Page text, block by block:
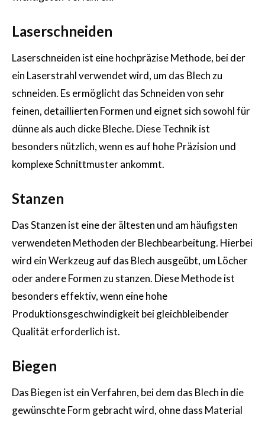
Laserschneiden
Laserschneiden ist eine hochpräzise Methode, bei der
ein Laserstrahl verwendet wird, um das Blech zu
schneiden. Es ermöglicht das Schneiden von sehr
feinen, detaillierten Formen und eignet sich sowohl für
dünne als auch dicke Bleche. Diese Technik ist
besonders nützlich, wenn es auf hohe Präzision und
komplexe Schnittmuster ankommt.
Stanzen
Das Stanzen ist eine der ältesten und am häufigsten
verwendeten Methoden der Blechbearbeitung. Hierbei
wird ein Werkzeug auf das Blech ausgeübt, um Löcher
oder andere Formen zu stanzen. Diese Methode ist
besonders effektiv, wenn eine hohe
Produktionsgeschwindigkeit bei gleichbleibender
Qualität erforderlich ist.
Biegen
Das Biegen ist ein Verfahren, bei dem das Blech in die
gewünschte Form gebracht wird, ohne dass Material